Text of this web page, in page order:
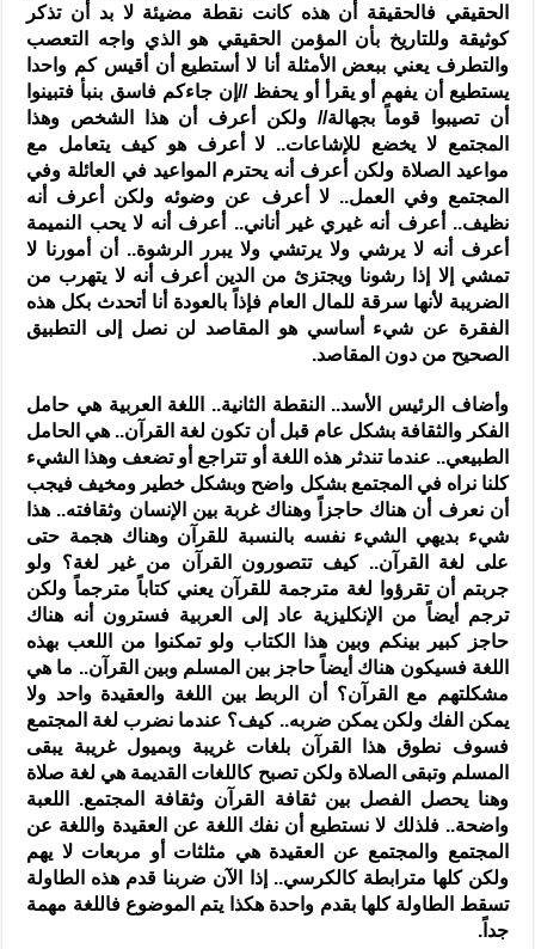
الحقيقي فالحقيقة أن هذه كانت نقطة مضيئة لا بد أن تذكر
كوثيقة وللتاريخ بأن المؤمن الحقيقي هو الذي واجه التعصب
والتطرف يعني ببعض الأمثلة أنا لا أستطيع أن أقيس كم واحدا
يستطيع أن يفهم أو يقرأ أو يحفظ //إن جاءكم فاسق بنبأ فتبينوا
أن تصيبوا قوماً بجهالة// ولكن أعرف أن هذا الشخص وهذا
المجتمع لا يخضع للإشاعات.. لا أعرف هو كيف يتعامل مع
مواعيد الصلاة ولكن أعرف أنه يحترم المواعيد في العائلة وفي
المجتمع وفي العمل.. لا أعرف عن وضوئه ولكن أعرف أنه
نظيف.. أعرف أنه غيري غير أناني.. أعرف أنه لا يحب النميمة
أعرف أنه لا يرشي ولا يرتشي ولا يبرر الرشوة.. أن أمورنا لا
تمشي إلا إذا رشونا ويجتزئ من الدين أعرف أنه لا يتهرب من
الضريبة لأنها سرقة للمال العام فإذاً بالعودة أنا أتحدث بكل هذه
الفقرة عن شيء أساسي هو المقاصد لن نصل إلى التطبيق
الصحيح من دون المقاصد.
وأضاف الرئيس الأسد.. النقطة الثانية.. اللغة العربية هي حامل
الفكر والثقافة بشكل عام قبل أن تكون لغة القرآن.. هي الحامل
الطبيعي.. عندما تندثر هذه اللغة أو تتراجع أو تضعف وهذا الشيء
كلنا نراه في المجتمع بشكل واضح وبشكل خطير ومخيف فيجب
أن نعرف أن هناك حاجزاً وهناك غربة بين الإنسان وثقافته.. هذا
شيء بديهي الشيء نفسه بالنسبة للقرآن وهناك هجمة حتى
على لغة القرآن.. كيف تتصورون القرآن من غير لغة؟ ولو
جربتم أن تقرؤوا لغة مترجمة للقرآن يعني كتاباً مترجماً ولكن
ترجم أيضاً من الإنكليزية عاد إلى العربية فسترون أنه هناك
حاجز كبير بينكم وبين هذا الكتاب ولو تمكنوا من اللعب بهذه
اللغة فسيكون هناك أيضاً حاجز بين المسلم وبين القرآن.. ما هي
مشكلتهم مع القرآن؟ أن الربط بين اللغة والعقيدة واحد ولا
يمكن الفك ولكن يمكن ضربه.. كيف؟ عندما نضرب لغة المجتمع
فسوف نطوق هذا القرآن بلغات غريبة وبميول غريبة يبقى
المسلم وتبقى الصلاة ولكن تصبح كاللغات القديمة هي لغة صلاة
وهنا يحصل الفصل بين ثقافة القرآن وثقافة المجتمع. اللعبة
واضحة.. فلذلك لا نستطيع أن نفك اللغة عن العقيدة واللغة عن
المجتمع والمجتمع عن العقيدة هي مثلثات أو مربعات لا يهم
ولكن كلها مترابطة كالكرسي.. إذا الآن ضربنا قدم هذه الطاولة
تسقط الطاولة كلها بقدم واحدة هكذا يتم الموضوع فاللغة مهمة
جداً.